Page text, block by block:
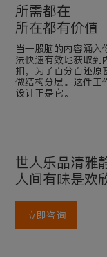
所需都在
所在都有价值
当一股脑的内容涌
法快速有效地获取到
扣，为了百分百还原
做结构分层。这件工
设计正是它。
世人乐品清雅
人间有味是欢
立即咨询